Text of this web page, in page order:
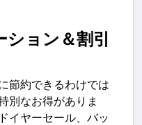
ョン＆割引
節約できるわけでは
別なお得がありま
イヤーセール、バッ